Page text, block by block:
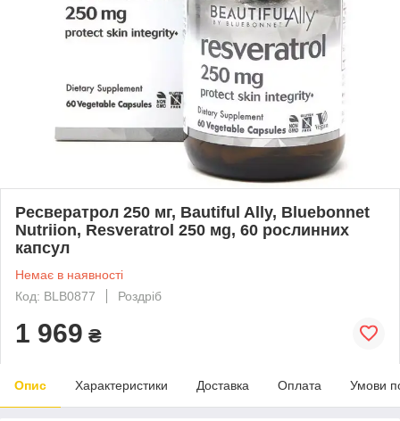
Ресвератрол 250 мг, Bautiful Ally, Bluebonnet
Nutriion, Resveratrol 250 мg, 60 рослинних
капсул
Немає в наявності
Код: BLB0877
Роздріб
1 969 ₴
Опис Характеристики Доставка Оплата Умови